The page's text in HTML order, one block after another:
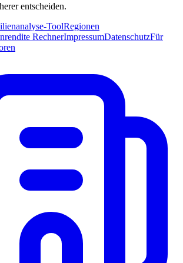
entscheiden.
ToolRegionen
RechnerImpressumDatenschutzFür